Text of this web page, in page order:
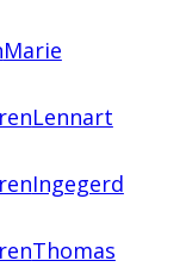
Marie
Lennart
Ingegerd
Thomas